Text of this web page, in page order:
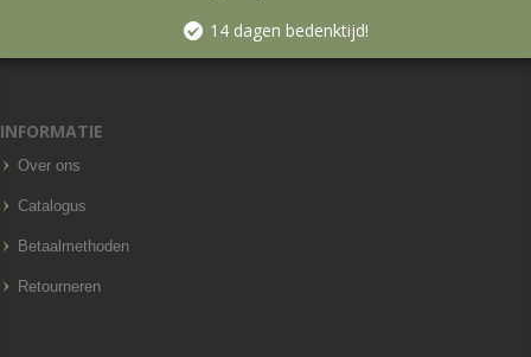
14 dagen bedenktijd!
INFORMATIE
Over ons
Catalogus
Betaalmethoden
Retourneren